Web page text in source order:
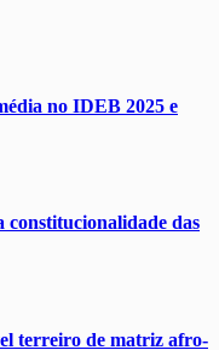
no IDEB 2025 e
constitucionalidade das
terreiro de matriz afro-